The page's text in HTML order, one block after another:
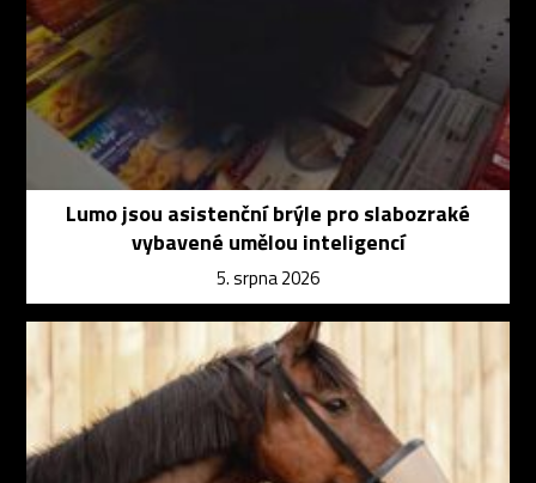
Lumo jsou asistenční brýle pro slabozraké
vybavené umělou inteligencí
5. srpna 2026